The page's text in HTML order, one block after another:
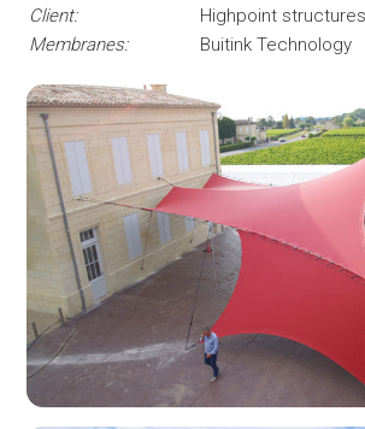
Client:
Highpoint structures
Membranes:
Buitink Technology